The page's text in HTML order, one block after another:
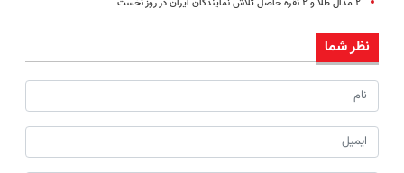
۲ مدال طلا و ۲ نقره حاصل تلاش نمایندگان ایران در روز نخست
نظر شما